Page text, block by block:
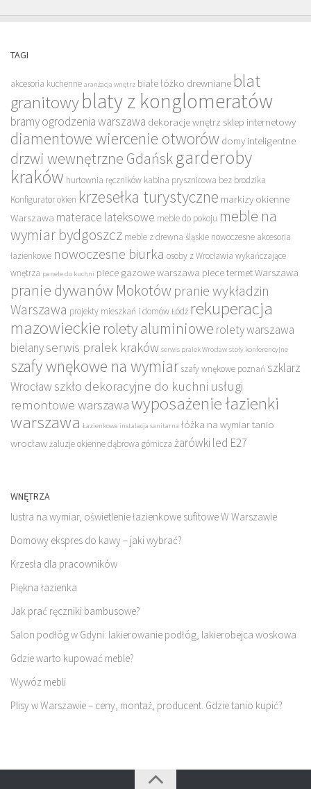
TAGI
akcesoria kuchenne aranżacja wnętrz białe łóżko drewniane blat
granitowyblaty z konglomeratów
bramy ogrodzenia warszawa dekoracje wnętrz sklep internetowy
diamentowe wiercenie otworów domy inteligentne
drzwi wewnętrzne Gdańskgarderoby
kraków hurtownia ręczników kabina prysznicowa bez brodzika
Konfigurator okien krzesełka turystyczne markizy okienne
Warszawa materace lateksowe meble do pokoju meble na
wymiar bydgoszcz meble z drewna śląskie nowoczesne akcesoria
łazienkowe nowoczesne biurka osoby z Wrocławia wykańczające
wnętrza panele do kuchni piece gazowe warszawa piece termet Warszawa
pranie dywanów Mokotów pranie wykładzin
Warszawa projekty mieszkań i domów Łódź rekuperacja
mazowieckie rolety aluminiowe rolety warszawa
bielanyserwis pralek kraków serwis pralek Wrocław stoły konferencyjne
szafy wnękowe na wymiar szafy wnękowe poznań szklarz
Wrocław szkło dekoracyjne do kuchni usługi
remontowe warszawawyposażenie łazienki
warszawa Łazienkowa instalacja sanitarna łóżka na wymiar tanio
wrocławżaluzje okienne dąbrowa górnicza żarówki led E27
WNĘTRZA
lustra na wymiar, oświetlenie łazienkowe sufitowe W Warszawie
Domowy ekspres do kawy – jaki wybrać?
Krzesła dla pracowników
Piękna łazienka
Jak prać ręczniki bambusowe?
Salon podłóg w Gdyni: lakierowanie podłóg, lakierobejca woskowa
Gdzie warto kupować meble?
Wywóz mebli
Plisy w Warszawie – ceny, montaż, producent. Gdzie tanio kupić?